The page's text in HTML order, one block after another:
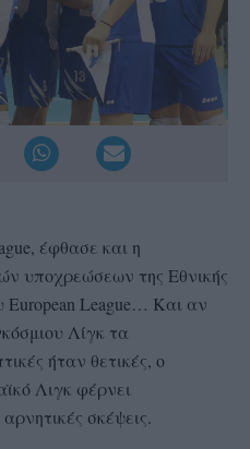
έφθασε και η
υποχρεώσεων της Εθνικής
League… Και αν
Λίγκ τα
ήταν θετικές, ο
Λιγκ φέρνει
σκέψεις.